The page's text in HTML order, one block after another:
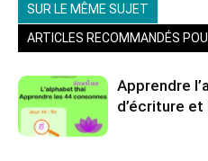
SUR LE MÊME SUJET
ARTICLES RECOMMANDÉS
Apprendre
d’écriture